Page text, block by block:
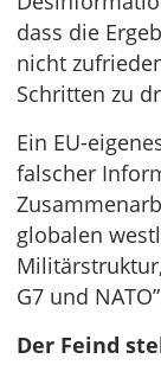
dass die
nicht
Schritten zu
Ein EU-
falscher
globalen
G7 und
Der Feind